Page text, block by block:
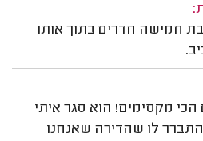
חמישה חדרים בתוך אותו
מקסימים! הוא סגר איתי
לו שהדירה שאנחנו